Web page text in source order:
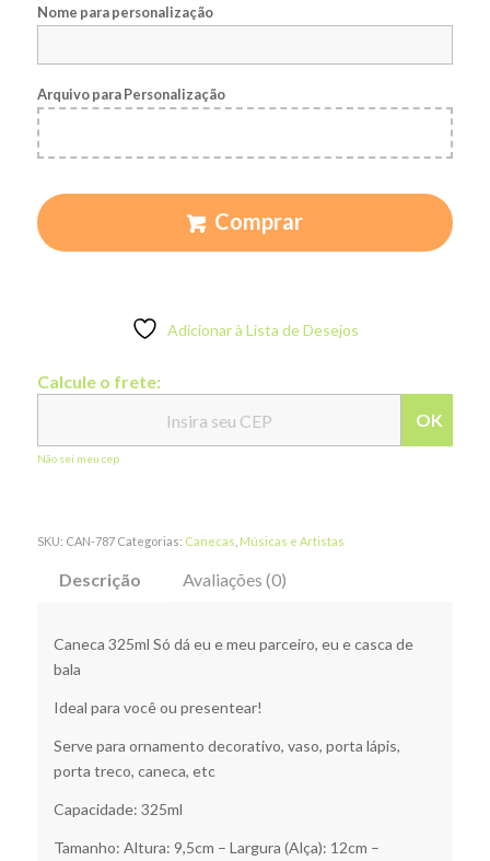
Nome para personalização
Arquivo para Personalização
Comprar
Adicionar à Lista de Desejos
Calcule o frete:
OK
Não sei meu cep
SKU: CAN-787 Categorias: Canecas Músicas e Artistas
Descrição Avaliações (0)
Caneca 325ml Só dá eu e meu parceiro, eu e casca de
bala
Ideal para você ou presentear!
Serve para ornamento decorativo, vaso, porta lápis,
porta treco, caneca, etc
Capacidade: 325ml
Tamanho: Altura: 9,5cm – Largura (Alça): 12cm –